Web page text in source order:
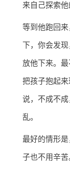
来自己探索他
等到他跑回
下，你会发
放他下来。
把孩子抱起
说，不成不
乱。
最好的情形
子也不用辛